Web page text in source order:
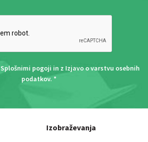
Splošnimi pogoji in z Izjavo o varstvu osebnih
podatkov. *
Izobraževanja